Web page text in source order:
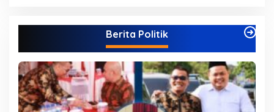
g
Berita Politik